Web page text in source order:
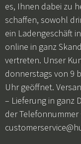
es, Ihnen dabei zu
schaffen, sowohl
ein Ladengeschäft
online in ganz
vertreten. Unser
donnerstags von 9
Uhr geöffnet.
– Lieferung in ganz
der